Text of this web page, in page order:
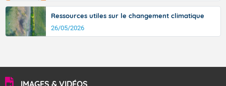
Ressources utiles sur le changement climatique
26/05/2026
IMAGES & VIDÉOS